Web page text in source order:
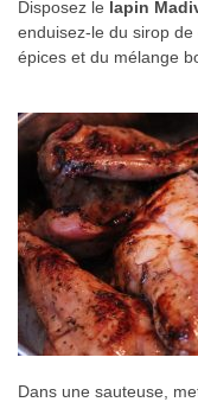
Disposez le lapin
enduisez-le du sirop
épices et du mélange
Dans une sauteuse,